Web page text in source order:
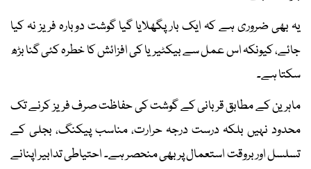
یہ بھی ضروری ہے کہ ایک بار پگھلایا گیا گوشت دوبارہ فریز نہ کیا
جائے، کیونکہ اس عمل سے بیکٹیریا کی افزائش کا خطرہ کئی گنا بڑھ
سکتا ہے۔
ماہرین کے مطابق قربانی کے گوشت کی حفاظت صرف فریز کرنے تک
محدود نہیں بلکہ درست درجہ حرارت، مناسب پیکنگ، بجلی کے
تسلسل اور بروقت استعمال پر بھی منحصر ہے۔ احتیاطی تدابیر اپنانے